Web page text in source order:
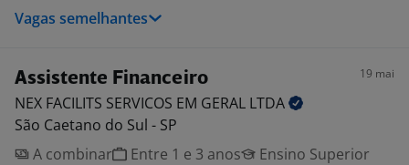
Vagas semelhantes
Assistente Financeiro 19 mai
NEX FACILITS SERVICOS EM GERAL LTDA
São Caetano do Sul - SP
A combinar
Entre 1 e 3 anos
Ensino Superior